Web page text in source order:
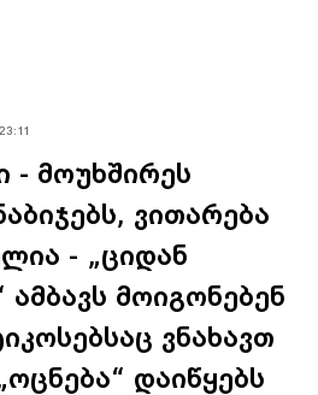
- მოუხშირეს
ვითარება
- „ციდან
მოიგონებენ
ვნახავთ
დაიწყებს